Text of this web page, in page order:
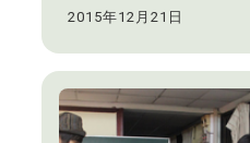
2015年12月21日